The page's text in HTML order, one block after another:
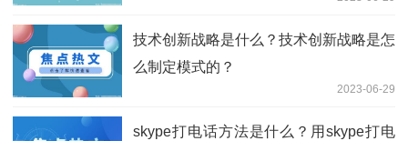
技术创新战略是什么？技术创新战略是怎
么制定模式的？
2023-06-29
skype打电话方法是什么？用skype打电